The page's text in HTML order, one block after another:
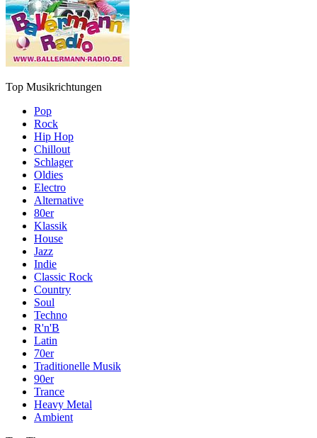
Top Musikrichtungen
Pop
Rock
Hip Hop
Chillout
Schlager
Oldies
Electro
Alternative
80er
Klassik
House
Jazz
Indie
Classic Rock
Country
Soul
Techno
R'n'B
Latin
70er
Traditionelle Musik
90er
Trance
Heavy Metal
Ambient